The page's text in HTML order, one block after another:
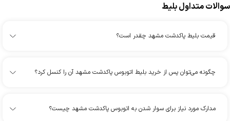
سوالات متداول بلیط
قیمت بلیط پاکدشت مشهد چقدر است؟
چگونه می‌توان پس از خرید بلیط اتوبوس پاکدشت مشهد آن را کنسل کرد؟
مدارک مورد نیاز برای سوار شدن به اتوبوس پاکدشت مشهد چیست؟